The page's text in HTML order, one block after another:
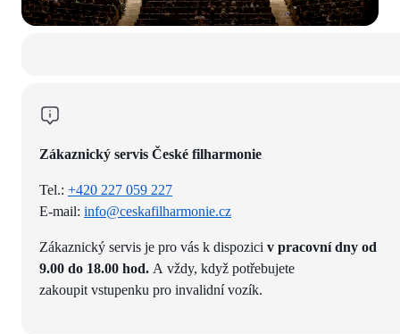
Zákaznický servis České filharmonie
Tel.: +420 227 059 227
E-mail: info@ceskafilharmonie.cz
Zákaznický servis je pro vás k dispozici v pracovní dny od
9.00 do 18.00 hod. A vždy, když potřebujete
zakoupit vstupenku pro invalidní vozík.